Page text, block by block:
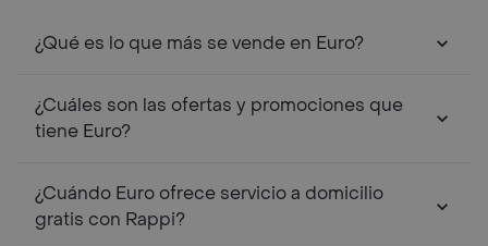
¿Qué es lo que más se vende en Euro?
¿Cuáles son las ofertas y promociones que
tiene Euro?
¿Cuándo Euro ofrece servicio a domicilio
gratis con Rappi?